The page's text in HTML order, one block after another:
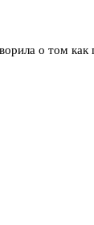
о том